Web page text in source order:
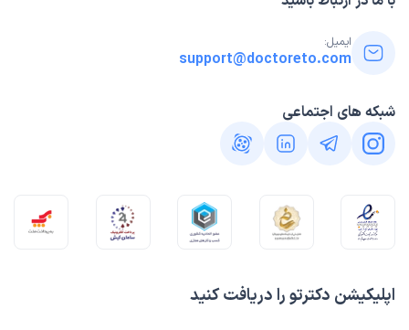
اپلیکیشن دکترتو را دریافت کنید
ایمیل:
support@doctoreto.com
شبکه های اجتماعی